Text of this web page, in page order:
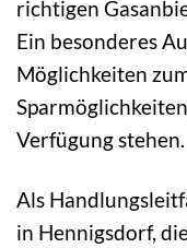
richtigen
Ein besonderes
Möglichkeiten
Verfügung stehen.
Als
in Hennigsdorf,